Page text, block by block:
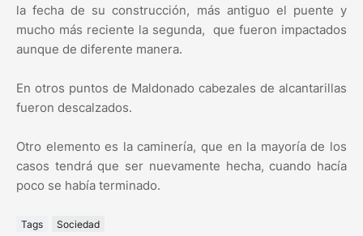
la fecha de su construcción, más antiguo el puente y
mucho más reciente la segunda, que fueron impactados
aunque de diferente manera.
En otros puntos de Maldonado cabezales de alcantarillas
fueron descalzados.
Otro elemento es la caminería, que en la mayoría de los
casos tendrá que ser nuevamente hecha, cuando hacía
poco se había terminado.
Tags Sociedad